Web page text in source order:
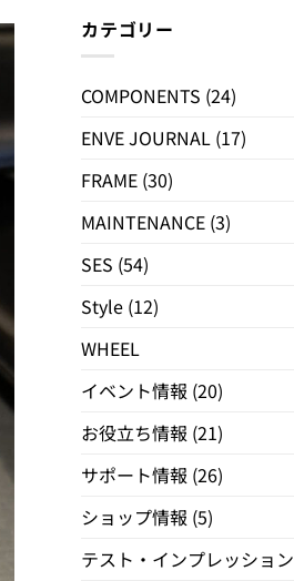
カテゴリー
COMPONENTS (24)
ENVE JOURNAL (17)
FRAME (30)
MAINTENANCE (3)
SES (54)
Style (12)
WHEEL
イベント情報 (20)
お役立ち情報 (21)
サポート情報 (26)
ショップ情報 (5)
テスト・インプレッション